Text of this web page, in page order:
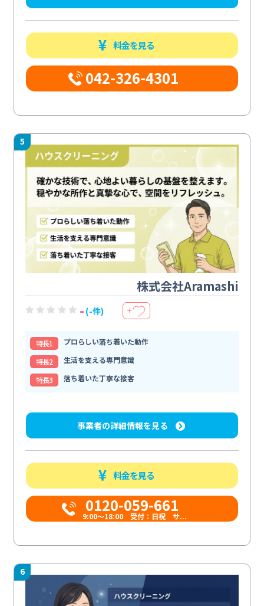
料金を見る
042-326-4301
5
株式会社Aramashi
- (-件) ＋
特⻑1
プロらしい落ち着いた動作
特⻑2
生活を支える専門意識
特⻑3
落ち着いた丁寧な接客
事業者の詳細情報を見る
料金を見る
0120-059-661
9:00〜18:00 受付：日祝 サ...
6